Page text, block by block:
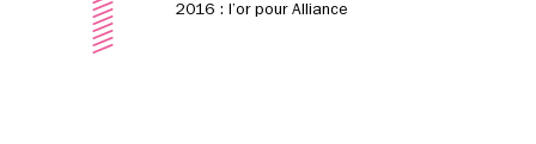
2016 : l’or pour Alliance